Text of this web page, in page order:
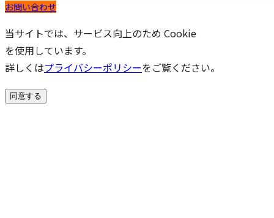
お問い合わせ
当サイトでは、サービス向上のため Cookie
を使用しています。
詳しくはプライバシーポリシーをご覧ください。
同意する